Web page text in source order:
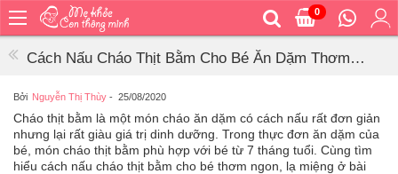
0
chủ
ăn
Bé
vệ
sinh
Cách Nấu Cháo Thịt Bằm Cho Bé Ăn Dặm Thơm
Bởi Nguyễn Thị Thùy - 25/08/2020
Cháo thịt bằm là một món cháo ăn dặm có cách nấu rất đơn giản
nhưng lại rất giàu giá trị dinh dưỡng. Trong thực đơn ăn dặm của
bé, món cháo thịt bằm phù hợp với bé từ 7 tháng tuổi. Cùng tìm
hiểu cách nấu cháo thịt bằm cho bé thơm ngon, lạ miệng ở bài